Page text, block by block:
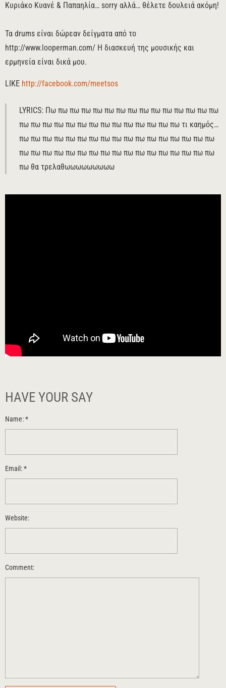
Κυριάκο Κυανέ & Παπαηλία… sorry αλλά… θέλετε δουλειά ακόμη!
Τα drums είναι δώρεαν δείγματα από το
http://www.looperman.com/ Η διασκευή της μουσικής και
ερμηνεία είναι δικά μου.
LIKE http://facebook.com/meetsos
LYRICS: Πω πω πω πω πω πω πω πω πω πω πω πω πω πω πω
πω πω πω πω πω πω πω πω πω πω πω πω πω πω τι καημός…
πω πω πω πω πω πω πω πω πω πω πω πω πω πω πω πω πω
πω πω πω πω πω πω πω πω πω πω πω πω πω πω πω πω πω
πω θα τρελαθωωωωωωωωω
HAVE YOUR SAY
Name:*
Email:*
Website:
Comment: